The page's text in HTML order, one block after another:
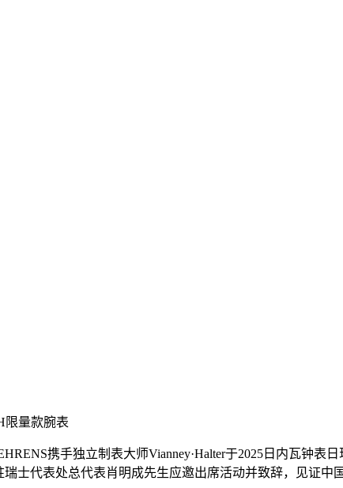
限量款腕表
携手独立制表大师Vianney·Halter于2025日内瓦钟表
代表处总代表肖明成先生应邀出席活动并致辞，见证中